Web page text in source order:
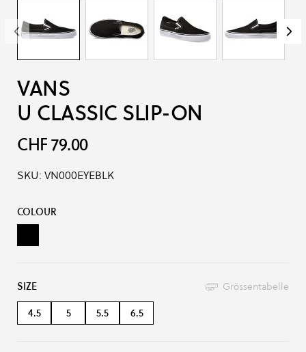
VANS
U CLASSIC SLIP-ON
CHF 79.00
SKU: VN000EYEBLK
Produkt-Optionen:
COLOUR
Black
SIZE
Grössentabelle
4.5
5 5.5 6.5